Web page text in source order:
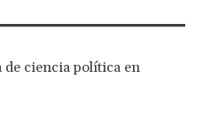
de ciencia política en